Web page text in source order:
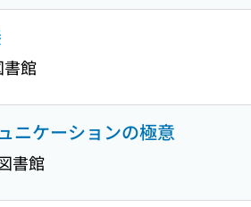
館
ニケーションの極意
書館